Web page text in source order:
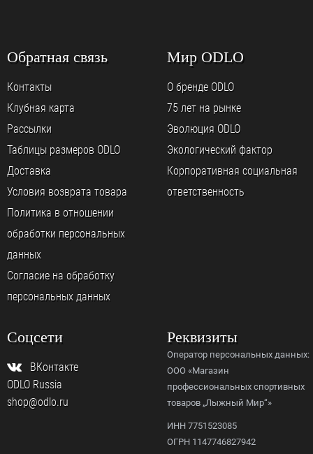
Обратная связь
Контакты
Клубная карта
Рассылки
Таблицы размеров ODLO
Доставка
Условия возврата товара
Политика в отношении
обработки персональных
данных
Согласие на обработку
персональных данных
Мир ODLO
О бренде ODLO
75 лет на рынке
Эволюция ODLO
Экологический фактор
Корпоративная социальная
ответственность
Соцсети
ВКонтакте
ODLO Russia
shop@odlo.ru
Реквизиты
Оператор персональных данных:
ООО «Магазин
профессиональных спортивных
товаров „Лыжный Мир“»
ИНН 7751523085
ОГРН 1147746827942